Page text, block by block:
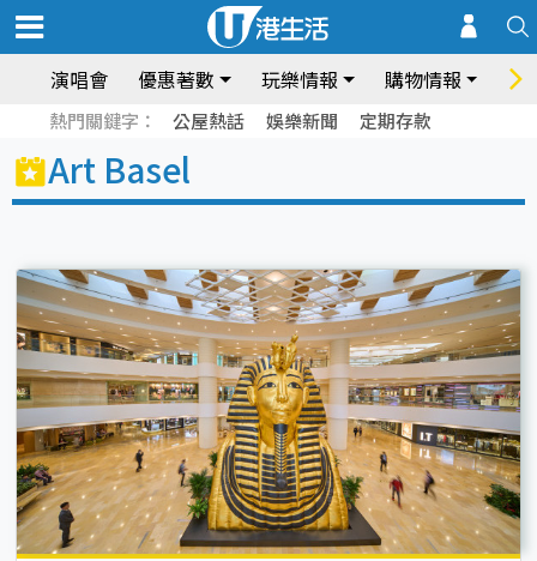
演唱會 優惠著數 玩樂情報 購物情報 飲
熱門關鍵字： 公屋熱話 娛樂新聞 定期存款
Art Basel